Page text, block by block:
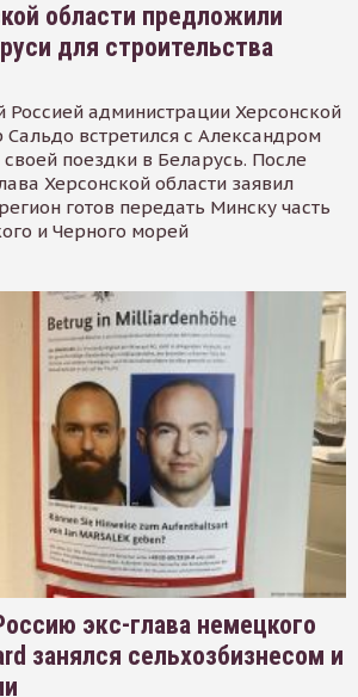
области предложили
для строительства
Россией администрации Херсонской
встретился с Александром
поездки в Беларусь. После
Херсонской области заявил
готов передать Минску часть
и Черного морей
экс-глава немецкого
занялся сельхозбизнесом и